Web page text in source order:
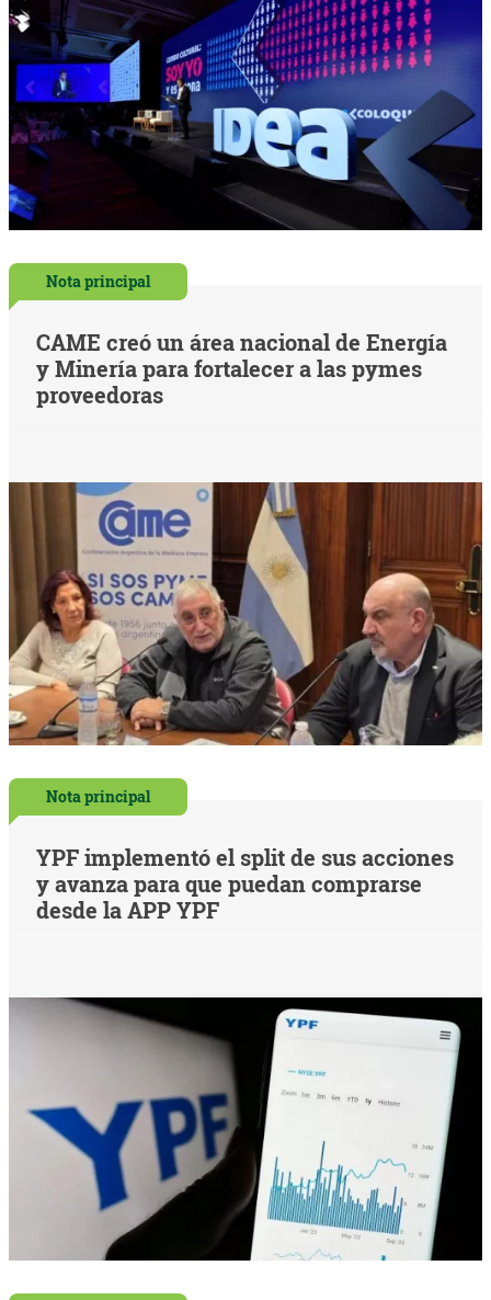
Nota principal
CAME creó un área nacional de Energía
y Minería para fortalecer a las pymes
proveedoras
Nota principal
YPF implementó el split de sus acciones
y avanza para que puedan comprarse
desde la APP YPF